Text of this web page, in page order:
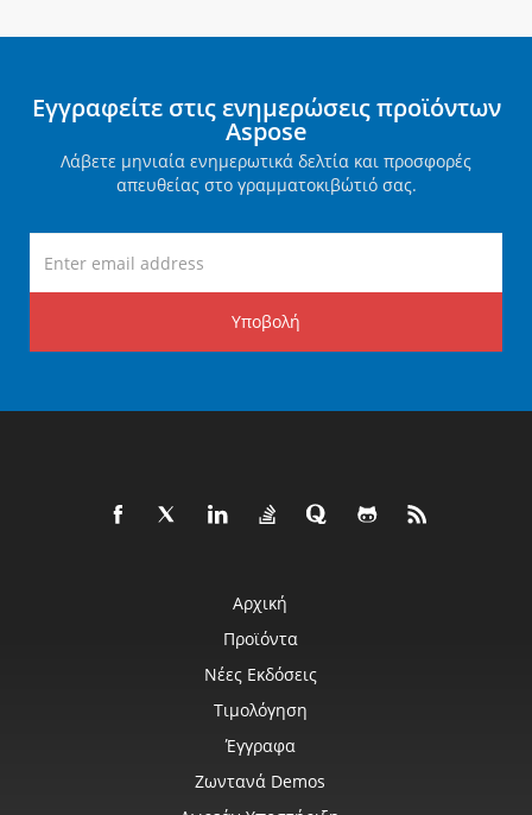
Εγγραφείτε στις ενημερώσεις προϊόντων
Aspose
Λάβετε μηνιαία ενημερωτικά δελτία και προσφορές
απευθείας στο γραμματοκιβώτιό σας.
Υποβολή
Αρχική
Προϊόντα
Νέες Εκδόσεις
Τιμολόγηση
Έγγραφα
Ζωντανά Demos